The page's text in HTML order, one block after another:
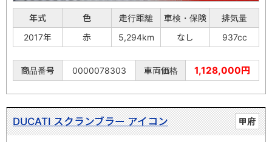
年式 色 走行距離 車検・保険
排気量
2017年
赤 5,294km なし 937cc
商品番号 0000078303 車両価格 1,128,000円
甲府
DUCATI スクランブラー アイコン